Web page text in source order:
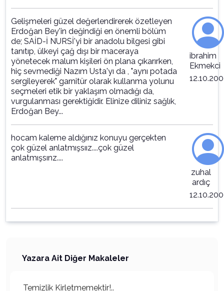
Gelişmeleri güzel değerlendirerek özetleyen
Erdoğan Bey'in değindiği en önemli bölüm
de; SAİD-İ NURSİ'yi bir anadolu bilgesi gibi
tanıtıp, ülkeyi çağ dışı bir maceraya
yönetecek malum kişileri ön plana çıkarırken,
hiç sevmediği Nazım Usta'yı da , "aynı potada
sergileyerek" garnitür olarak kullanma yolunu
seçmeleri etik bir yaklaşım olmadığı da,
vurgulanması gerektiğidir. Elinize diliniz sağlık,
Erdoğan Bey...
ibrahim
Ekmekci
hocam kaleme aldığınız konuyu gerçekten
çok güzel anlatmışsıız....çok güzel
anlatmışsınz....
zuhal
ardıç
Yazara Ait Diğer Makaleler
Temizlik Kirletmemektir!..